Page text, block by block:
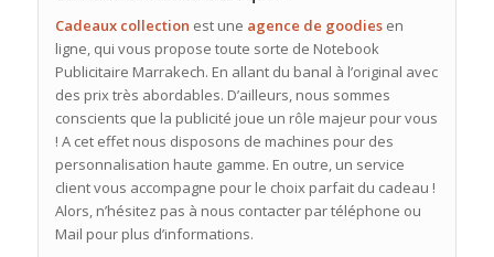
Cadeaux collection est une agence de goodiesen
ligne, qui vous propose toute sorte de Notebook
Publicitaire Marrakech. En allant du banal à l’original avec
des prix très abordables. D’ailleurs, nous sommes
conscients que la publicité joue un rôle majeur pour vous
! A cet effet nous disposons de machines pour des
personnalisation haute gamme. En outre, un service
client vous accompagne pour le choix parfait du cadeau !
Alors, n’hésitez pas à nous contacter par téléphone ou
Mail pour plus d’informations.